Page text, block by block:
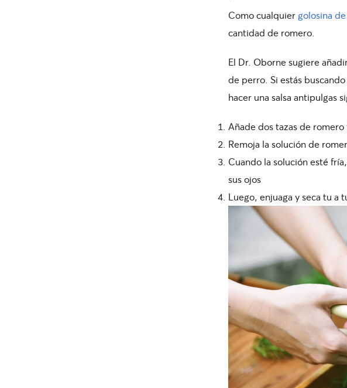
Como cualquier golosina
cantidad de romero.
El Dr. Oborne sugiere
de perro. Si estás
hacer una salsa antipulgas
Añade dos tazas de
Remoja la solución de
Cuando la solución esté
sus ojos
Luego, enjuaga y seca tu a